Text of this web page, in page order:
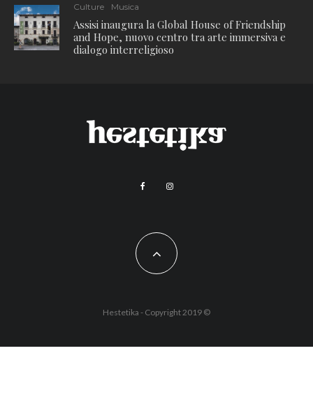
Culture Musica
Assisi inaugura la Global House of Friendship
and Hope, nuovo centro tra arte immersiva e
dialogo interreligioso
Hestetika - Copyright 2019 ©